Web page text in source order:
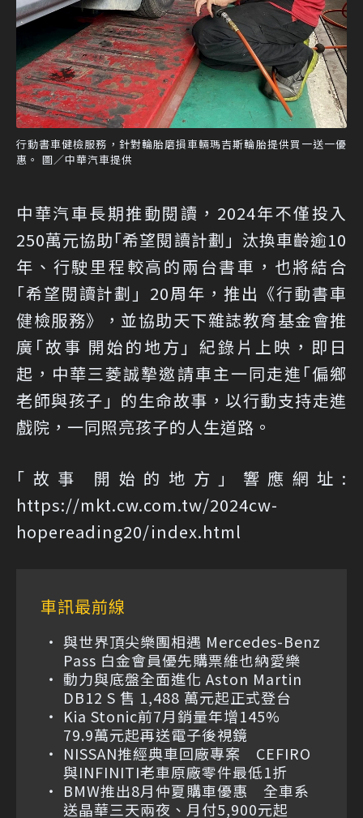
行動書車健檢服務，針對輪胎磨損車輛瑪吉斯輪胎提供買一送一優
惠。 圖／中華汽車提供
中華汽車長期推動閱讀，2024年不僅投入
250萬元協助｢希望閱讀計劃」汰換車齡逾10
年、行駛里程較高的兩台書車，也將結合
｢希望閱讀計劃」20周年，推出《行動書車
健檢服務》，並協助天下雜誌教育基金會推
廣｢故事 開始的地方」紀錄片上映，即日
起，中華三菱誠摯邀請車主一同走進｢偏鄉
老師與孩子」的生命故事，以行動支持走進
戲院，一同照亮孩子的人生道路。
｢故事 開始的地方」響應網址:
https://mkt.cw.com.tw/2024cw-
hopereading20/index.html
車訊最前線
與世界頂尖樂團相遇 Mercedes-Benz
Pass 白金會員優先購票維也納愛樂
動力與底盤全面進化 Aston Martin
DB12 S 售 1,488 萬元起正式登台
Kia Stonic前7月銷量年增145%
79.9萬元起再送電子後視鏡
NISSAN推經典車回廠專案 CEFIRO
與INFINITI老車原廠零件最低1折
BMW推出8月仲夏購車優惠 全車系
送晶華三天兩夜、月付5,900元起